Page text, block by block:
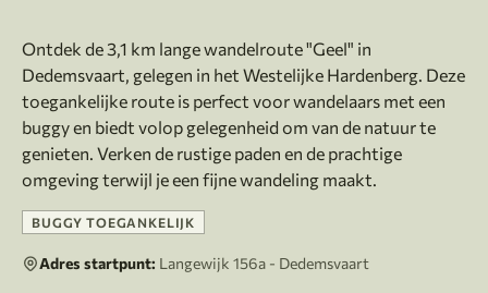
Ontdek de 3,1 km lange wandelroute "Geel" in
Dedemsvaart, gelegen in het Westelijke Hardenberg. Deze
toegankelijke route is perfect voor wandelaars met een
buggy en biedt volop gelegenheid om van de natuur te
genieten. Verken de rustige paden en de prachtige
BUGGY TOEGANKELIJK
Adres startpunt: Langewijk 156a - Dedemsvaart